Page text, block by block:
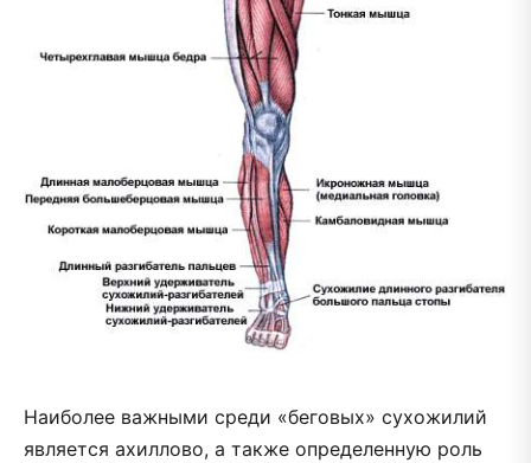
Наиболее важными среди «беговых» сухожилий
является ахиллово, а также определенную роль